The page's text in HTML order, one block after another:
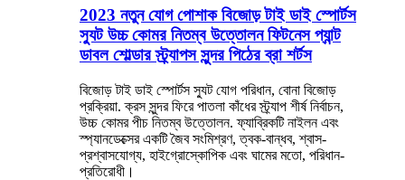
2023 নতুন যোগ পোশাক বিজোড় টাই ডাই স্পোর্টস
স্যুট উচ্চ কোমর নিতম্ব উত্তোলন ফিটনেস প্যান্ট
ডাবল শোল্ডার স্ট্র্যাপস সুন্দর পিঠের ব্রা শর্টস
বিজোড় টাই ডাই স্পোর্টস স্যুট যোগ পরিধান, বোনা বিজোড়
প্রক্রিয়া. ক্রস সুন্দর ফিরে পাতলা কাঁধের স্ট্র্যাপ শীর্ষ নির্বাচন,
উচ্চ কোমর পীচ নিতম্ব উত্তোলন. ফ্যাব্রিকটি নাইলন এবং
স্প্যানডেক্সের একটি জৈব সংমিশ্রণ, ত্বক-বান্ধব, শ্বাস-
প্রশ্বাসযোগ্য, হাইগ্রোস্কোপিক এবং ঘামের মতো, পরিধান-
প্রতিরোধী।